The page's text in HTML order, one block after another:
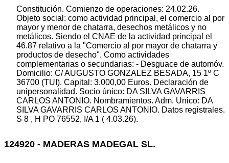
Constitución. Comienzo de operaciones: 24.02.26.
Objeto social: como actividad principal, el comercio al por
mayor y menor de chatarra, desechos metálicos y no
metálicos. Siendo el CNAE de la actividad principal el
46.87 relativo a la "Comercio al por mayor de chatarra y
productos de desecho". Como actividades
complementarias o secundarias: - Desguace de automóv.
Domicilio: C/ AUGUSTO GONZALEZ BESADA, 15 1º C
36700 (TUI). Capital: 3.000,00 Euros. Declaración de
unipersonalidad. Socio único: DA SILVA GAVARRIS
CARLOS ANTONIO. Nombramientos. Adm. Unico: DA
SILVA GAVARRIS CARLOS ANTONIO. Datos registrales.
S 8 , H PO 76552, I/A 1 ( 4.03.26).
124920 - MADERAS MADEGAL SL.